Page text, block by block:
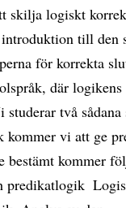
skilja logiskt
introduktion till den
för korrekta
där
två sådana
kommer vi att ge
bestämt kommer
predikatlogik 